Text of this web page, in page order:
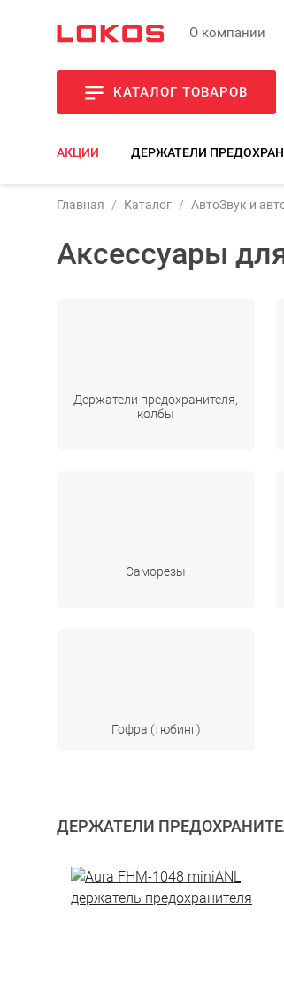
О компании
КАТАЛОГ ТОВАРОВ
АКЦИИ ДЕРЖАТЕЛИ
Главная Каталог АвтоЗвук и
Аксессуары
Держатели предохранителя,
колбы
Саморезы
Гофра (тюбинг)
ДЕРЖАТЕЛИ